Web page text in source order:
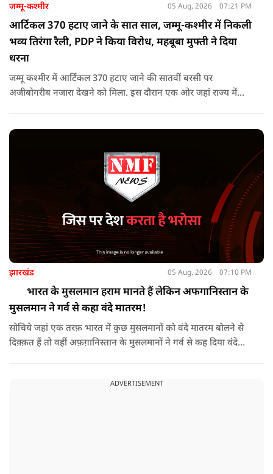
जम्मू-कश्मीर 05 Aug, 2026 07:21 PM
आर्टिकल 370 हटाए जाने के सात साल, जम्मू-कश्मीर में निकली
भव्य तिरंगा रैली, PDP ने किया विरोध, महबूबा मुफ्ती ने दिया
धरना
जम्मू कश्मीर में आर्टिकल 370 हटाए जाने की सातवीं बरसी पर
अजीबोगरीब नजारा देखने को मिला. इस दौरान एक ओर जहां राज्य में
झारखंड 05 Aug, 2026 07:10 PM
भारत के मुसलमान हराम मानते हैं लेकिन अफगानिस्तान के
मुसलमान ने गर्व से कहा वंदे मातरम!
सोचिये जहां एक तरफ़ भारत में कुछ मुसलमानों को वंदे मातरम बोलने से
दिक़्क़त हैं तो वहीं अफ़ग़ानिस्तान के मुसलमानों ने गर्व से कह दिया वंदे
ADVERTISEMENT